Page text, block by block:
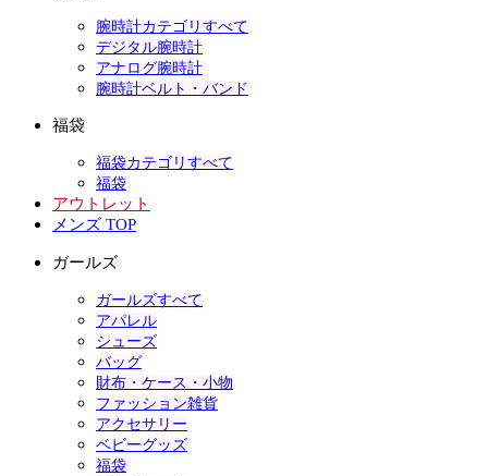
腕時計カテゴリすべて
デジタル腕時計
アナログ腕時計
腕時計ベルト・バンド
福袋
福袋カテゴリすべて
福袋
アウトレット
メンズ TOP
ガールズ
ガールズすべて
アパレル
シューズ
バッグ
財布・ケース・小物
ファッション雑貨
アクセサリー
ベビーグッズ
福袋